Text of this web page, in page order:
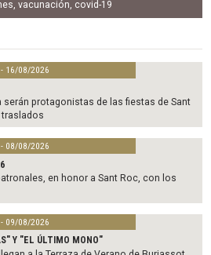
,vacunación, covid-19
16/08/2026
serán protagonistas de las fiestas de Sant
traslados
08/08/2026
en honor a Sant Roc, con los
09/08/2026
Y "EL ÚLTIMO MONO"